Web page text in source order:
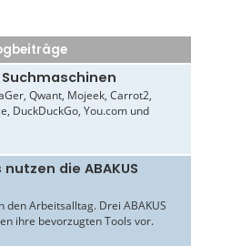
Qwant, Mojeek, Carrot2,
DuckDuckGo, You.com und
die ABAKUS
den Arbeitsalltag. Drei ABAKUS
ihre bevorzugten Tools vor.